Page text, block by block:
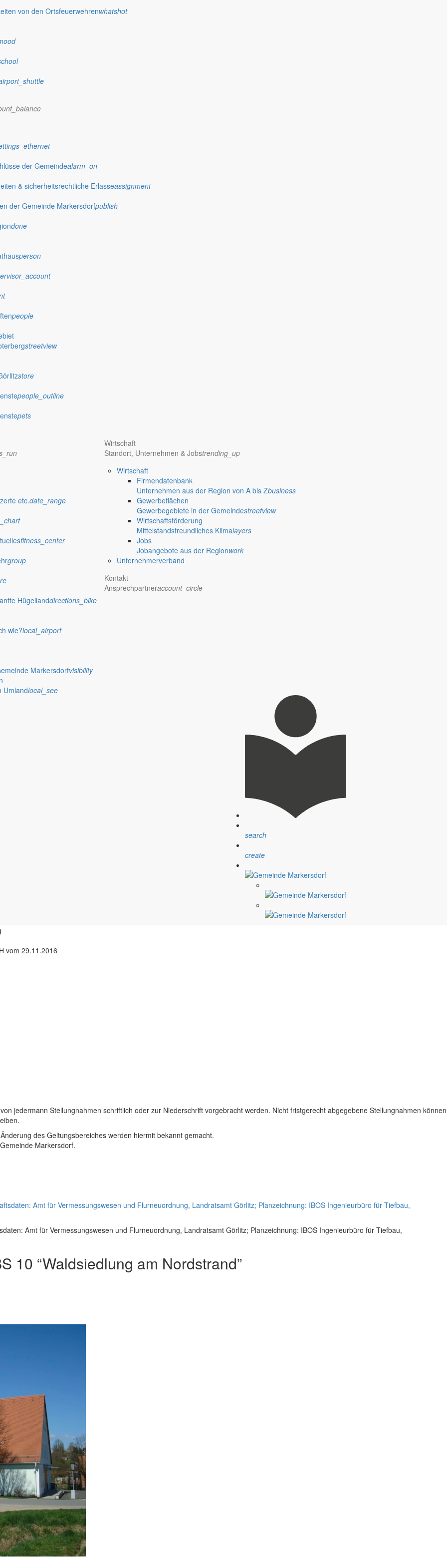
von den Ortsfeuerwehrenwhatshot
der Gemeindealarm_on
& sicherheitsrechtliche Erlasseassignment
der Gemeinde Markersdorfpublish
done
person
people
streetview
store
people_outline
pets
etc.date_range
fitness_center
group
Hügellanddirections_bike
wie?local_airport
Markersdorfvisibility
Umlandlocal_see
Wirtschaft
Standort, Unternehmen & Jobstrending_up
Wirtschaft
Firmendatenbank
Unternehmen aus der Region von A bis Zbusiness
Gewerbeflächen
Gewerbegebiete in der Gemeindestreetview
Wirtschaftsförderung
Mittelstandsfreundliches Klimalayers
Jobs
Jobangebote aus der Regionwork
Unternehmerverband
Kontakt
Ansprechpartneraccount_circle
search
create
die Aufstellung des Bebauungsplanes BS 10 “Waldsiedlung am Nordstrand” beschlossen und am 14.05.2018 den Entwurfs- und
des Bebauungsplanes gefasst.
ca. 5 km vom Stadtzentrum entfernt. Der Geltungsbereich des Vorhabens wird im Norden durch Görlitz, den Stadtteil Weinhübel, im
teilrekultivierte Fläche des ehemaligen Tagebaus Berzdorf und im Osten durch die Strandpromenade begrenzt.
im nachfolgenden Übersichtsplan nachrichtlich wiedergegeben. Maßgebend für den Geltungsbereich ist allein die zeichnerische
und Begründung gemäß § 3 Abs. 2 BauGB vom
Hugo-Keller-Straße 14, Erdgeschoss linker Gang, während folgender Zeiten (Öffnungszeiten)
dem Link https://buergerbeteiligung.sachsen.de/portal/goerlitz/beteiligung/aktuelle-themen?format=Bauleitplan einsehbar.
Schutzgütern Boden und Fläche, Wasser, Klima und Luft, Landschaftsbild, Schutzgebiete, Flora und Fauna, Mensch, kulturelles Erbe
Stellungnahmen.
umweltbezogene Informationen zu den Auswirkungen des Bebauungsplanes auf die Schutzgüter liegen vor:
und Mutterboden) während der Bauphase
außerhalb des Geltungsbereiches des Vorhabens
vom 07.12.2016
vom 12.12.2016
05.01.2017
vom 07.12.2016
vom 12.12.2016
(Bergbaufolgelandschaft) durch die Errichtung baulicher Anlagen und Entfernung von Gehölzstrukturen
als Kompensationsmaßnahme
22.11.2015
vom 29.11.2016
jedermann Stellungnahmen schriftlich oder zur Niederschrift vorgebracht werden. Nicht fristgerecht abgegebene Stellungnahmen können
des Geltungsbereiches werden hiermit bekannt gemacht.
Markersdorf.
Amt für Vermessungswesen und Flurneuordnung, Landratsamt Görlitz; Planzeichnung: IBOS Ingenieurbüro für Tiefbau,
10 “Waldsiedlung am Nordstrand”